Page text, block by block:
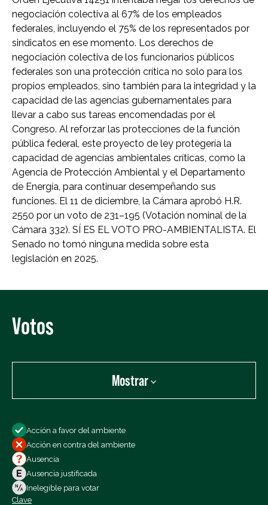
negociación colectiva al 67% de los empleados
federales, incluyendo el 75% de los representados por
sindicatos en ese momento. Los derechos de
negociación colectiva de los funcionarios públicos
federales son una protección crítica no solo para los
propios empleados, sino también para la integridad y la
capacidad de las agencias gubernamentales para
llevar a cabo sus tareas encomendadas por el
Congreso. Al reforzar las protecciones de la función
pública federal, este proyecto de ley protegería la
capacidad de agencias ambientales críticas, como la
Agencia de Protección Ambiental y el Departamento
de Energía, para continuar desempeñando sus
funciones. El 11 de diciembre, la Cámara aprobó H.R.
2550 por un voto de 231–195 (Votación nominal de la
Cámara 332). SÍ ES EL VOTO PRO-AMBIENTALISTA. El
Senado no tomó ninguna medida sobre esta
legislación en 2025.
Votos
Mostrar
Todos los votos
Votos a favor
Votos en contra
Ausencias
Acción a favor del ambiente
Acción en contra del ambiente
Ausencia
Ausencia justificada
Inelegible para votar
Clave